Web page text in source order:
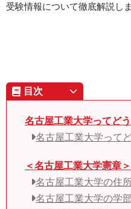
受験情報について徹底解説しま
目次
名古屋工業大学ってど
名古屋工業大学って
＜名古屋工業大学憲章＞
名古屋工業大学の住
名古屋工業大学の学